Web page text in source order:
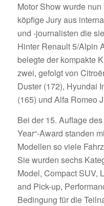
Motor Show wurde
köpfige Jury aus
und -journalisten die
Hinter Renault 5/Alpin
belegte der kompakte
zwei, gefolgt von
Duster (172), Hyundai
(165) und Alfa Romeo
Bei der 15. Auflage des
Year“-Award standen
Modellen so viele
Sie wurden sechs
Model, Compact SUV,
and Pick-up,
Bedingung für die